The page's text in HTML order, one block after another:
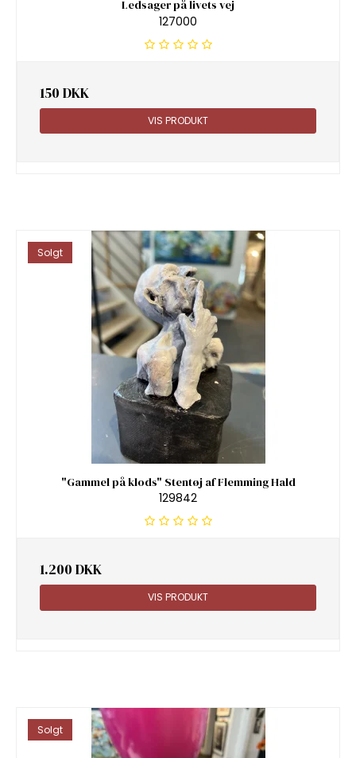
Ledsager på livets vej
127000
150 DKK
VIS PRODUKT
Solgt
"Gammel på klods" Stentøj af Flemming Hald
129842
1.200 DKK
VIS PRODUKT
Solgt